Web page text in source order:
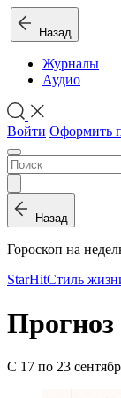
Назад
Журналы
Аудио
Войти Оформить
Назад
Гороскоп на
StarHitСтиль
С 17 по 23